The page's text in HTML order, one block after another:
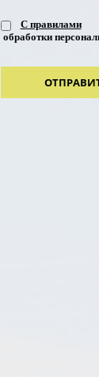
С правилами
обработки